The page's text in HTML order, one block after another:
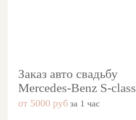
Заказ авто свадьбу
Mercedes-Benz S-class
от 5000 руб за 1 час